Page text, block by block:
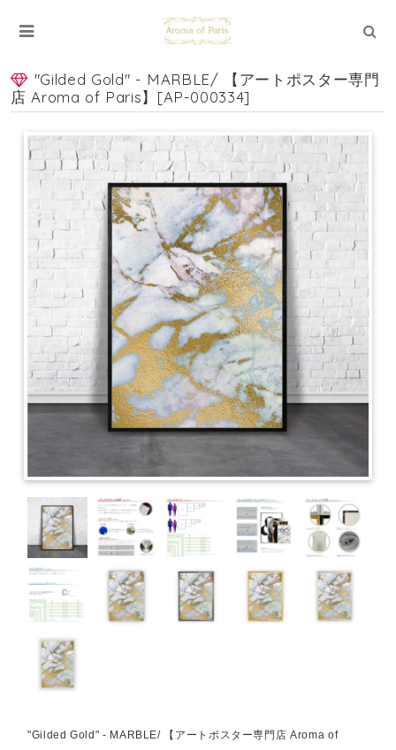
"Gilded Gold" - MARBLE/ 【アートポスター専門
店 Aroma of Paris】[AP-000334]
"Gilded Gold" - MARBLE/ 【アートポスター専門店 Aroma of